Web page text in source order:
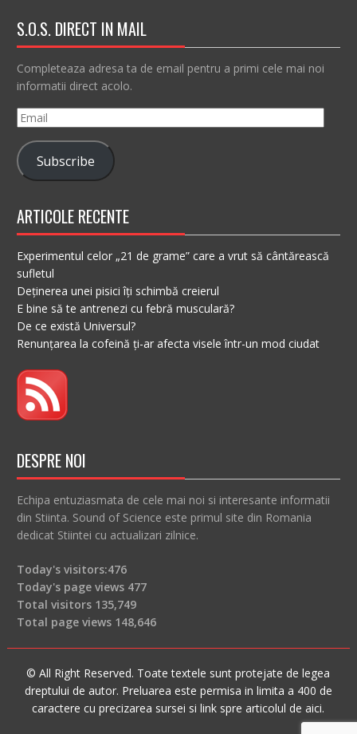
S.O.S. DIRECT IN MAIL
Completeaza adresa ta de email pentru a primi cele mai noi
informatii direct acolo.
Email
Subscribe
ARTICOLE RECENTE
Experimentul celor „21 de grame” care a vrut să cântărească
sufletul
Deținerea unei pisici îți schimbă creierul
E bine să te antrenezi cu febră musculară?
De ce există Universul?
Renunțarea la cofeină ți-ar afecta visele într-un mod ciudat
DESPRE NOI
Echipa entuziasmata de cele mai noi si interesante informatii
din Stiinta. Sound of Science este primul site din Romania
dedicat Stiintei cu actualizari zilnice.
Today's visitors:476
Today's page views 477
Total visitors 135,749
Total page views 148,646
© All Right Reserved. Toate textele sunt protejate de legea
dreptului de autor. Preluarea este permisa in limita a 400 de
caractere cu precizarea sursei si link spre articolul de aici.